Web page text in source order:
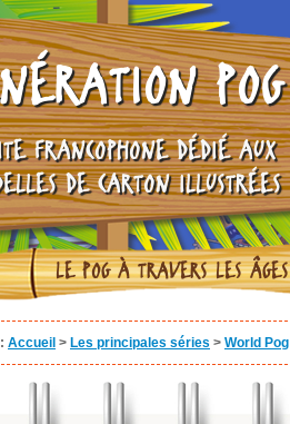
POG
FRANCOPHONE DÉDIÉ AUX
DE CARTON ILLUSTRÉES
LE POG À TRAVERS LES ÂGES
Accueil > Les principales séries > World